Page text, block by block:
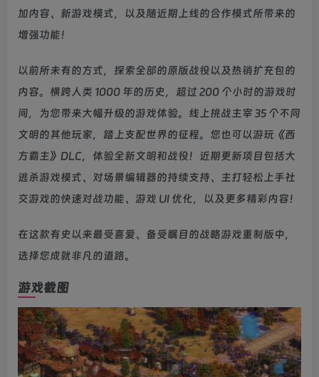
加内容、新游戏模式，以及随近期上线的合作模式所带来的
增强功能！
以前所未有的方式，探索全部的原版战役以及热销扩充包的
内容。横跨人类 1000 年的历史，超过 200 个小时的游戏时
间，为您带来大幅升级的游戏体验。线上挑战主宰 35 个不同
文明的其他玩家，踏上支配世界的征程。您也可以游玩《西
方霸主》DLC，体验全新文明和战役！近期更新项目包括大
逃杀游戏模式、对场景编辑器的持续支持、主打轻松上手社
交游戏的快速对战功能、游戏 UI 优化，以及更多精彩内容！
在这款有史以来最受喜爱、备受瞩目的战略游戏重制版中，
选择您成就非凡的道路。
游戏截图